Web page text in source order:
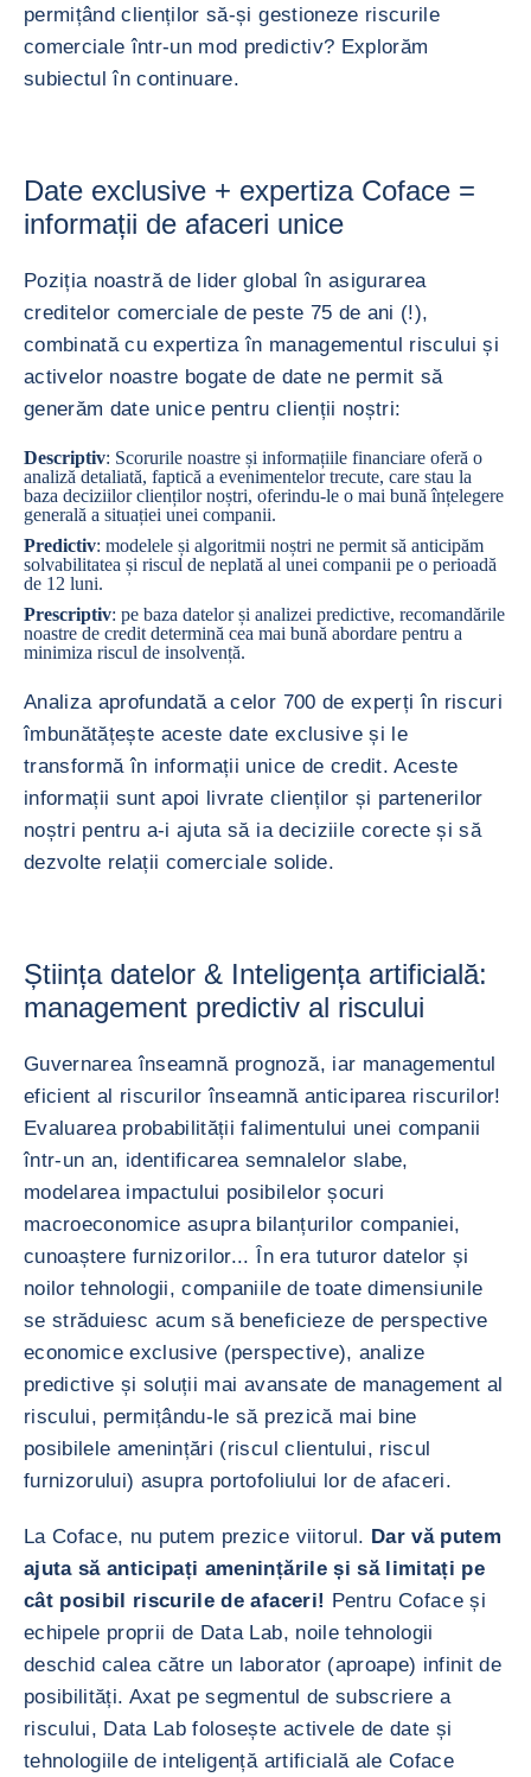
permițând clienților să-și gestioneze riscurile
comerciale într-un mod predictiv? Explorăm
subiectul în continuare.
Date exclusive + expertiza Coface =
informații de afaceri unice
Poziția noastră de lider global în asigurarea
creditelor comerciale de peste 75 de ani (!),
combinată cu expertiza în managementul riscului și
activelor noastre bogate de date ne permit să
generăm date unice pentru clienții noștri:
Descriptiv: Scorurile noastre și informațiile financiare oferă o
analiză detaliată, faptică a evenimentelor trecute, care stau la
baza deciziilor clienților noștri, oferindu-le o mai bună înțelegere
generală a situației unei companii.
Predictiv: modelele și algoritmii noștri ne permit să anticipăm
solvabilitatea și riscul de neplată al unei companii pe o perioadă
de 12 luni.
Prescriptiv: pe baza datelor și analizei predictive, recomandările
noastre de credit determină cea mai bună abordare pentru a
minimiza riscul de insolvență.
Analiza aprofundată a celor 700 de experți în riscuri
îmbunătățește aceste date exclusive și le
transformă în informații unice de credit. Aceste
informații sunt apoi livrate clienților și partenerilor
noștri pentru a-i ajuta să ia deciziile corecte și să
dezvolte relații comerciale solide.
Știința datelor & Inteligența artificială:
management predictiv al riscului
Guvernarea înseamnă prognoză, iar managementul
eficient al riscurilor înseamnă anticiparea riscurilor!
Evaluarea probabilității falimentului unei companii
într-un an, identificarea semnalelor slabe,
modelarea impactului posibilelor șocuri
macroeconomice asupra bilanțurilor companiei,
cunoaștere furnizorilor... În era tuturor datelor și
noilor tehnologii, companiile de toate dimensiunile
se străduiesc acum să beneficieze de perspective
economice exclusive (perspective), analize
predictive și soluții mai avansate de management al
riscului, permițându-le să prezică mai bine
posibilele amenințări (riscul clientului, riscul
furnizorului) asupra portofoliului lor de afaceri.
La Coface, nu putem prezice viitorul. Dar vă putem
ajuta să anticipați amenințările și să limitați pe
cât posibil riscurile de afaceri! Pentru Coface și
echipele proprii de Data Lab, noile tehnologii
deschid calea către un laborator (aproape) infinit de
posibilități. Axat pe segmentul de subscriere a
riscului, Data Lab folosește activele de date și
tehnologiile de inteligență artificială ale Coface